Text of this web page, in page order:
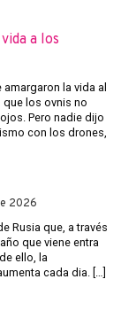
a los
la vida al
que los ovnis no
Pero nadie dijo
con los drones,
2026
Rusia que, a través
que viene entra
ello, la
cada dia. […]